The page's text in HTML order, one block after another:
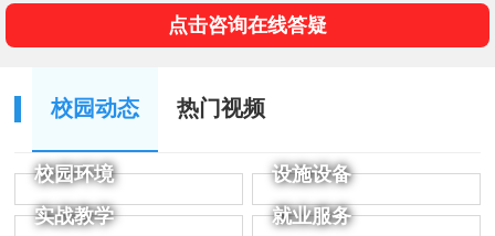
点击咨询在线答疑
校园动态 热门视频
校园环境
设施设备
实战教学
就业服务